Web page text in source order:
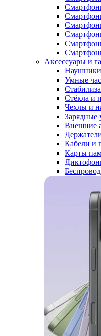
Аксессуары и
Умные
Стёкла и
Чехлы и
Зарядные
Внешние
Кабели и
Карты